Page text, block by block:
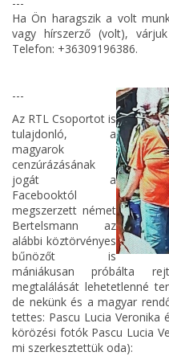
Ha Ön haragszik a volt
vagy hírszerző (volt),
Telefon: +36309196386.
---
Az RTL Csoportot is
tulajdonló, a
magyarok
cenzúrázásának
jogát a
Facebooktól
megszerzett német
Bertelsmann az
alábbi köztörvényes
bűnözőt is
mániákusan próbálta
megtalálását lehetetlenné
de nekünk és a magyar
tettes: Pascu Lucia Veronika
körözési fotók Pascu Lucia
mi szerkesztettük oda):